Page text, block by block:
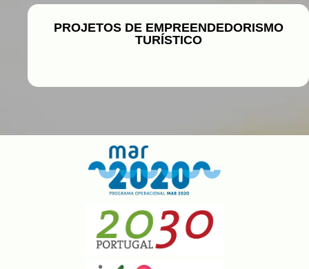
PROJETOS DE EMPREENDEDORISMO
TURÍSTICO